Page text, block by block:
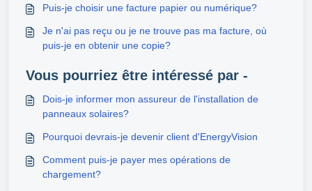
Puis-je choisir une facture papier ou numérique?
Je n'ai pas reçu ou je ne trouve pas ma facture, où
puis-je en obtenir une copie?
Vous pourriez être intéressé par -
Dois-je informer mon assureur de l'installation de
panneaux solaires?
Pourquoi devrais-je devenir client d'EnergyVision
Comment puis-je payer mes opérations de
chargement?